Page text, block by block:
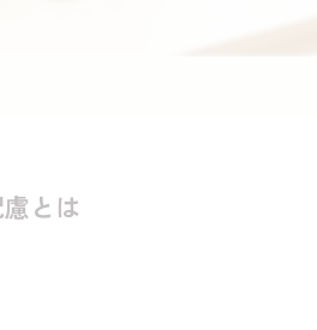
とは